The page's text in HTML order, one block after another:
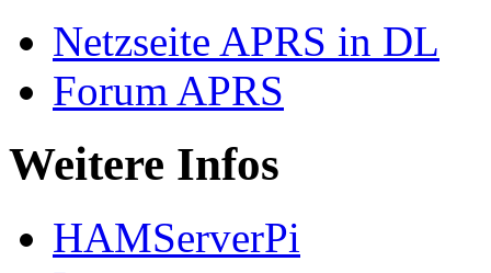
Netzseite APRS in DL
Forum APRS
Weitere Infos
HAMServerPi